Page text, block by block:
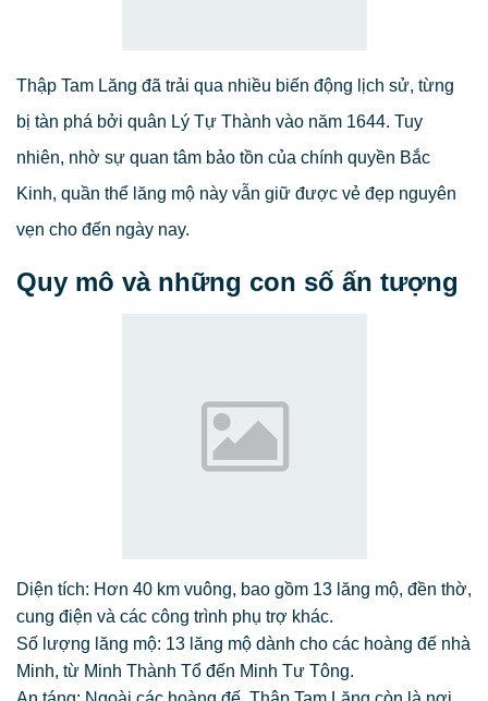
Thập Tam Lăng đã trải qua nhiều biến động lịch sử, từng
bị tàn phá bởi quân Lý Tự Thành vào năm 1644. Tuy
nhiên, nhờ sự quan tâm bảo tồn của chính quyền Bắc
Kinh, quần thể lăng mộ này vẫn giữ được vẻ đẹp nguyên
vẹn cho đến ngày nay.
Quy mô và những con số ấn tượng
Diện tích: Hơn 40 km vuông, bao gồm 13 lăng mộ, đền thờ,
cung điện và các công trình phụ trợ khác.
Số lượng lăng mộ: 13 lăng mộ dành cho các hoàng đế nhà
Minh, từ Minh Thành Tổ đến Minh Tư Tông.